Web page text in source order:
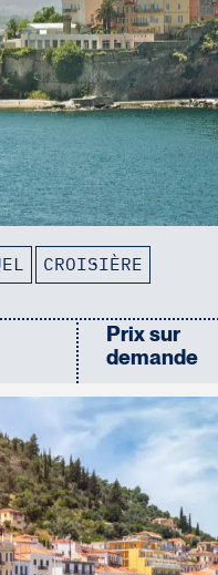
CROISIÈRE
Prix sur
demande